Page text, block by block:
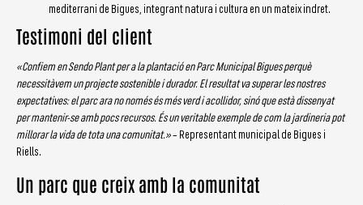
mediterrani de Bigues, integrant natura i cultura en un mateix indret.
Testimoni del client
«Confiem en Sendo Plant per a la plantació en Parc Municipal Bigues perquè
necessitàvem un projecte sostenible i durador. El resultat va superar les nostres
expectatives: el parc ara no només és més verd i acollidor, sinó que està dissenyat
per mantenir-se amb pocs recursos. És un veritable exemple de com la jardineria pot
millorar la vida de tota una comunitat.»– Representant municipal de Bigues i
Riells.
Un parc que creix amb la comunitat